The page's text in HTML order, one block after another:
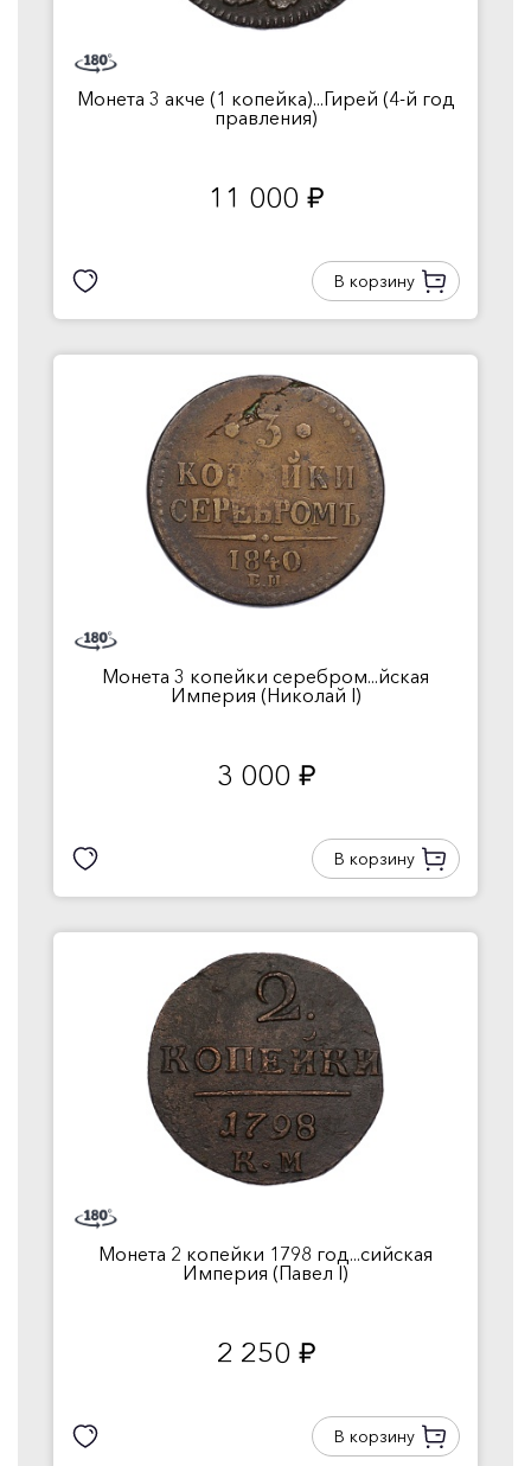
Монета 3 акче (1 копейка)...Гирей (4-й год
правления)
11 000 руб.
В корзину
Монета 3 копейки серебром...йская
Империя (Николай I)
3 000 руб.
В корзину
Монета 2 копейки 1798 год...сийская
Империя (Павел I)
2 250 руб.
В корзину